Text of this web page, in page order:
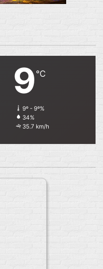
9 ℃
9º - 9º%
34%
35.7 km/h